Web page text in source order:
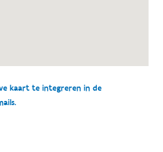
kaart te integreren in de